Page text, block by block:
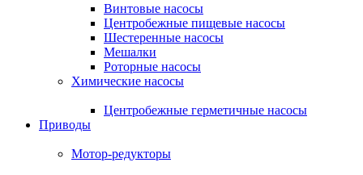
Винтовые насосы
Центробежные пищевые насосы
Шестеренные насосы
Мешалки
Роторные насосы
Химические насосы
Центробежные герметичные насосы
Приводы
Мотор-редукторы